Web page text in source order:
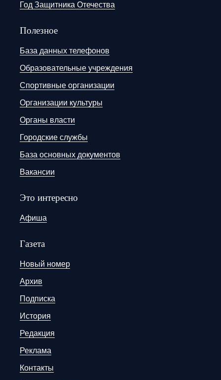
Год Защитника Отечества
Полезное
База данных телефонов
Образовательные учреждения
Спортивные организации
Организации культуры
Органы власти
Городские службы
База основных документов
Вакансии
Это интересно
Афиша
Газета
Новый номер
Архив
Подписка
История
Редакция
Реклама
Контакты